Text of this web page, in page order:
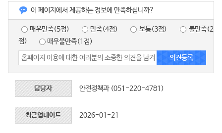
이 페이지에서 제공하는 정보에 만족하십니까?
매우만족(5점) 만족(4점) 보통(3점)
점)
매우불만족(1점)
담당자 안전정책과 (051-220-4781)
최근업데이트 2026-01-21